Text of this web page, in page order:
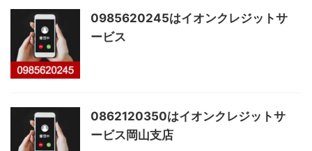
0985620245はイオンクレジットサ
ービス
0862120350はイオンクレジットサ
ービス岡山支店